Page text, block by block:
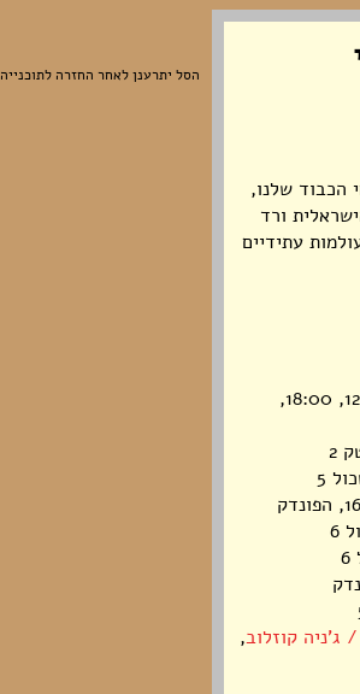
הכבוד שלנו,
ורד
עתידיים
, 12.10, 18:00,
ג'ניה קוזלוב,
הסל יתרענן לאחר החזרה לתוכנייה